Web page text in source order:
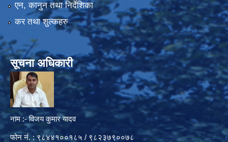
एन, कानुन तथा निर्देशिका
कर तथा शुल्कहरु
सूचना अधिकारी
नाम :- विजय कुमार यादव
फोन नं. : ९८४४१००१८५ / ९८२३७९००७८